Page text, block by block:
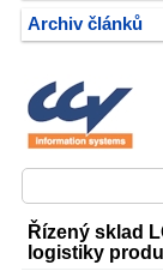
Archiv článků
Řízený sklad
logistiky